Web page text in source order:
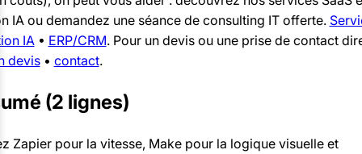
IA ou demandez une séance de consulting IT offerte.
IA • ERP/CRM. Pour un devis ou une prise de contact
devis• contact.
(2 lignes)
Zapier pour la vitesse, Make pour la logique visuelle et